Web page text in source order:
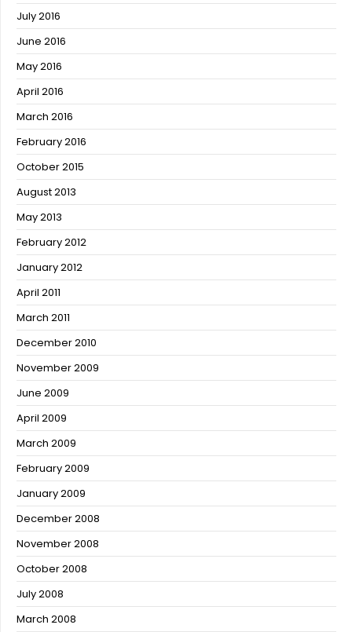
July 2016
June 2016
May 2016
April 2016
March 2016
February 2016
October 2015
August 2013
May 2013
February 2012
January 2012
April 2011
March 2011
December 2010
November 2009
June 2009
April 2009
March 2009
February 2009
January 2009
December 2008
November 2008
October 2008
July 2008
March 2008